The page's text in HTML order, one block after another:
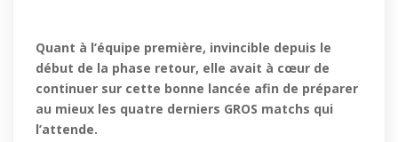
Quant à l’équipe première, invincible depuis le
début de la phase retour, elle avait à cœur de
continuer sur cette bonne lancée afin de préparer
au mieux les quatre derniers GROS matchs qui
l’attende.